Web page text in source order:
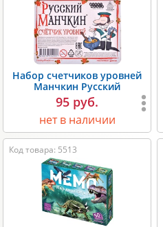
Набор счетчиков уровней
Манчкин Русский
95 руб.
нет в наличии
Код товара: 5513